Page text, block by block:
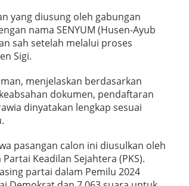
yang diusung oleh gabungan
nama SENYUM (Husen-Ayub
sah setelah melalui proses
Sigi.
menjelaskan berdasarkan
dokumen, pendaftaran
dinyatakan lengkap sesuai
pasangan calon ini diusulkan oleh
Keadilan Sejahtera (PKS).
partai dalam Pemilu 2024